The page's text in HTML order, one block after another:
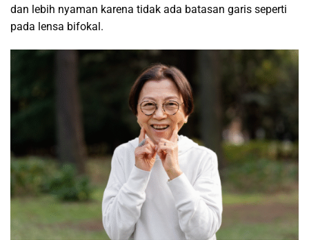
dan lebih nyaman karena tidak ada batasan garis seperti
pada lensa bifokal.